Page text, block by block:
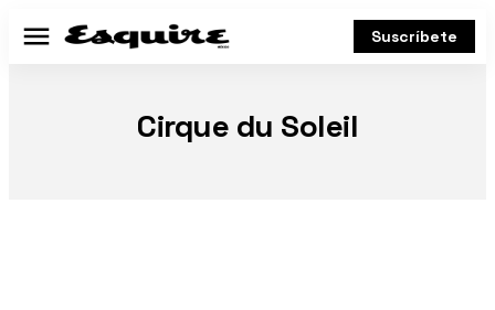
Menú Suscríbete
Cirque du Soleil